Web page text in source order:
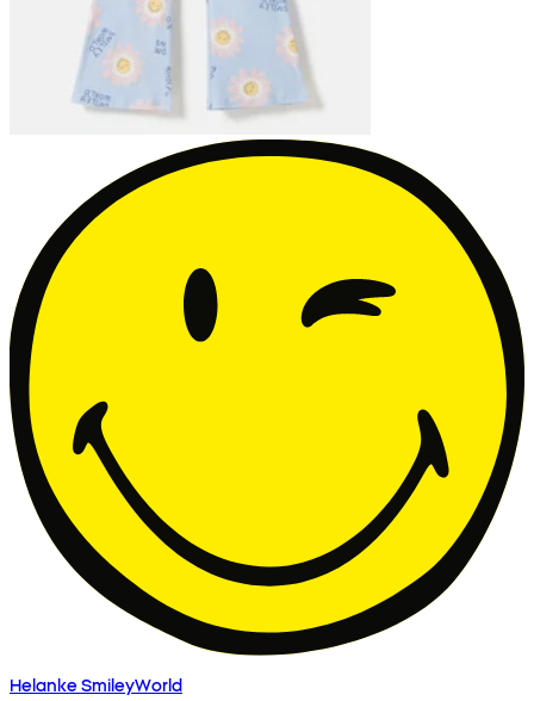
Helanke SmileyWorld